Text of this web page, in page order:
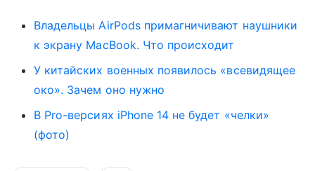
Владельцы AirPods примагничивают наушники
к экрану MacBook. Что происходит
У китайских военных появилось «всевидящее
око». Зачем оно нужно
В Pro-версиях iPhone 14 не будет «челки»
(фото)